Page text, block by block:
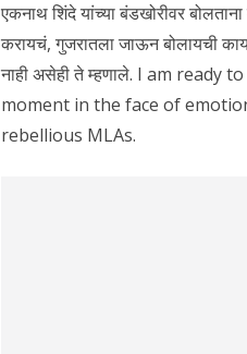
एकनाथ शिंदे यांच्या बंडखोरीवर
करायचं, गुजरातला जाऊन बोलायची काय
नाही असेही ते म्हणाले. I am
moment in the face of
rebellious MLAs.